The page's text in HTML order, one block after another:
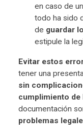
en caso de
todo ha sido
de guardar
estipule la
Evitar estos
tener una
sin
cumplimiento
documentación
problemas